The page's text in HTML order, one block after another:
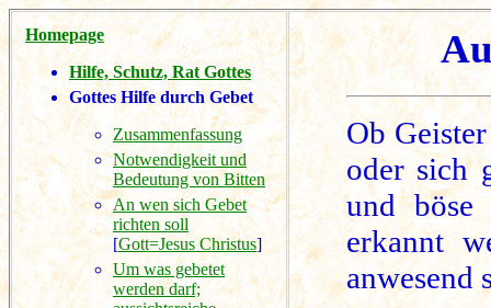
Homepage
Hilfe, Schutz, Rat Gottes
Gottes Hilfe durch Gebet
Zusammenfassung
Notwendigkeit und
Bedeutung von Bitten
An wen sich Gebet
richten soll
[Gott=Jesus Christus]
Um was gebetet
werden darf;
Ob
oder sich
und böse
erkannt
anwesend